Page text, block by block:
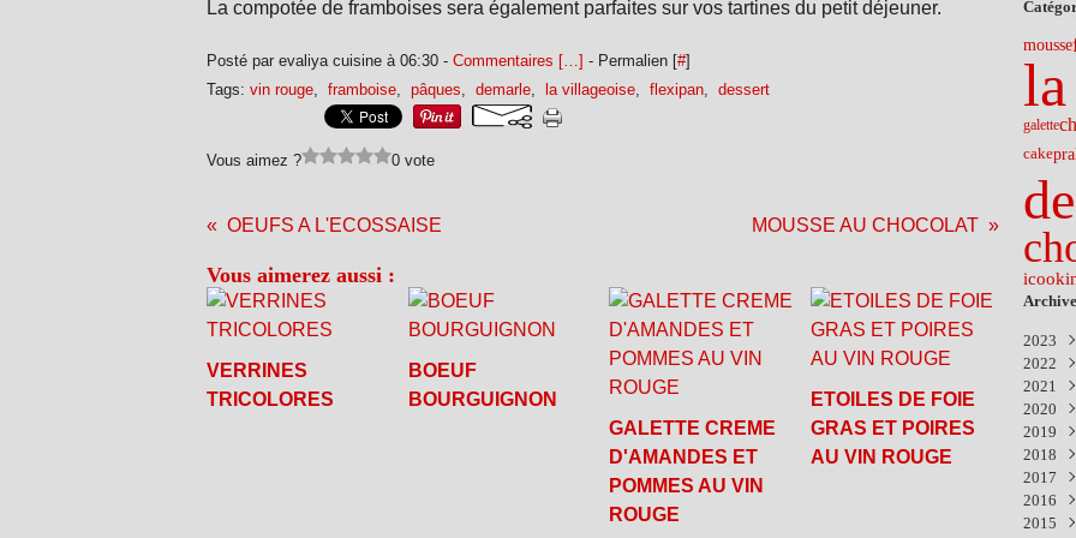
La compotée de framboises sera également parfaites sur vos tartines du petit déjeuner.
Posté par evaliya cuisine à 06:30 - Commentaires […] - Permalien [#]
Tags: vin rouge, framboise, pâques, demarle, la villageoise, flexipan, dessert
Vous aimez ? 0 vote
OEUFS A L'ECOSSAISE MOUSSE AU CHOCOLAT
Vous aimerez aussi :
VERRINES
TRICOLORES
BOEUF
BOURGUIGNON
GALETTE CREME
D'AMANDES ET
POMMES AU VIN
ROUGE
ETOILES DE FOIE
GRAS ET POIRES
AU VIN ROUGE
mousse
galette
cake
2023
2022
2021
Avril
Mars
2020
Août
Avril
Mars
2019
Mars
2018
2017
Août
2016
2015